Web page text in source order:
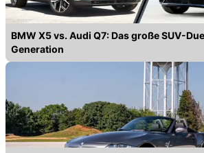
BMW X5 vs. Audi Q7: Das große SUV-
Generation